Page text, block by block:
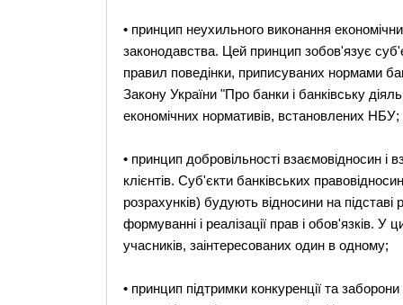
• принцип неухильного виконання
законодавства. Цей принцип зобов'язує
правил поведінки, приписуваних нормами
Закону України "Про банки і банківську
економічних нормативів, встановлених НБУ;
• принцип добровільності взаємовідносин і
клієнтів. Суб'єкти банківських
розрахунків) будують відносини на підставі
формуванні і реалізації прав і обов'язків. У
учасників, заінтересованих один в одному;
• принцип підтримки конкуренції та